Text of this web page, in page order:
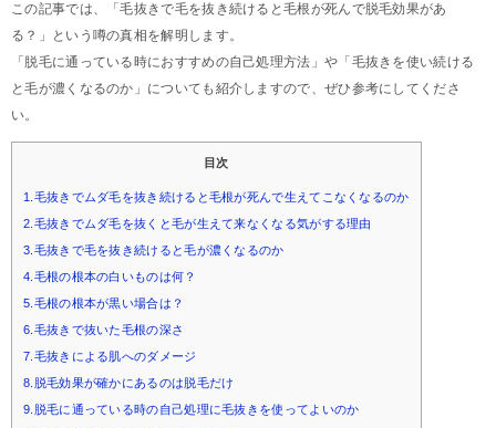
この記事では、「毛抜きで毛を抜き続けると毛根が死んで脱毛効果があ
る？」という噂の真相を解明します。
「脱毛に通っている時におすすめの自己処理方法」や「毛抜きを使い続ける
と毛が濃くなるのか」についても紹介しますので、ぜひ参考にしてくださ
い。
目次
1.毛抜きでムダ毛を抜き続けると毛根が死んで生えてこなくなるのか
2.毛抜きでムダ毛を抜くと毛が生えて来なくなる気がする理由
3.毛抜きで毛を抜き続けると毛が濃くなるのか
4.毛根の根本の白いものは何？
5.毛根の根本が黒い場合は？
6.毛抜きで抜いた毛根の深さ
7.毛抜きによる肌へのダメージ
8.脱毛効果が確かにあるのは脱毛だけ
9.脱毛に通っている時の自己処理に毛抜きを使ってよいのか